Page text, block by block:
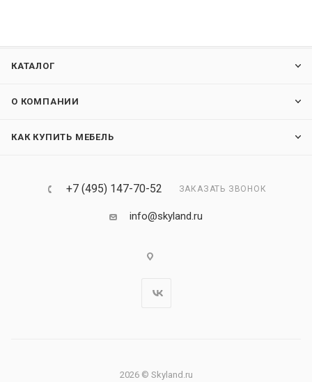
КАТАЛОГ
О КОМПАНИИ
КАК КУПИТЬ МЕБЕЛЬ
+7 (495) 147-70-52 ЗАКАЗАТЬ ЗВОНОК
info@skyland.ru
2026 © Skyland.ru